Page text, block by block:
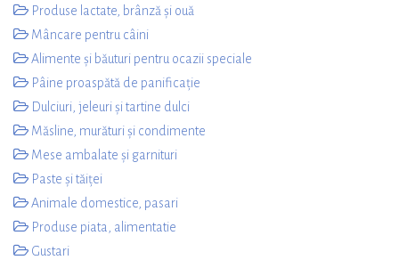
Produse lactate, brânză și ouă
Mâncare pentru câini
Alimente și băuturi pentru ocazii speciale
Pâine proaspătă de panificație
Dulciuri, jeleuri și tartine dulci
Măsline, murături și condimente
Mese ambalate și garnituri
Paste și tăiței
Animale domestice, pasari
Produse piata, alimentatie
Gustari